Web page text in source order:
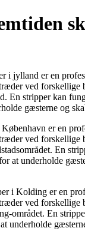
i jylland er en
ved forskellige
En stripper kan
gæsterne og
er en
ved forskellige
En
at underholde
i Kolding er en
ved forskellige
området. En
underholde